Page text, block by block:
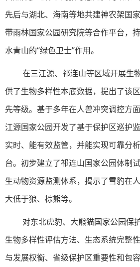
先后与湖北、海南等地共建神农架国
带雨林国家公园研究院等合作平台，
水青山的“绿色卫士”作用。
在三江源、祁连山等区域开展生
供了生物多样性本底数据，提出了该
先等级。基于多年在人兽冲突调控方
江源国家公园开发了基于保护区巡护
实时、能有效监管，并能实现可靠分
台。初步建立了祁连山国家公园体制
生动物资源监测体系，揭示了雪豹在
大低于狼、棕熊等。
对东北虎豹、大熊猫国家公园保
生物多样性评估方法、生态系统完整
与发展权衡、省级保护区重要性和包